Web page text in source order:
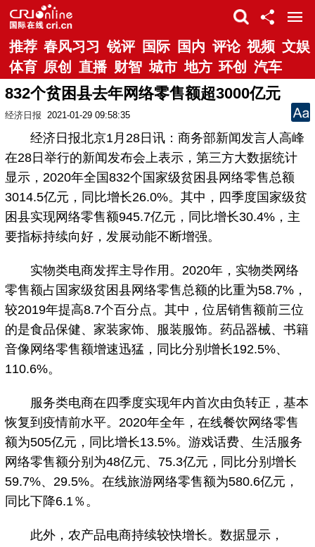
推荐 春风习习 锐评 国际 国内 评论 视频 文娱
体育 原创 直播 财智 城市 地方 环创 汽车
832个贫困县去年网络零售额超3000亿元
经济日报 2021-01-29 09:58:35
经济日报北京1月28日讯：商务部新闻发言人高峰
在28日举行的新闻发布会上表示，第三方大数据统计
显示，2020年全国832个国家级贫困县网络零售总额
3014.5亿元，同比增长26.0%。其中，四季度国家级贫
困县实现网络零售额945.7亿元，同比增长30.4%，主
要指标持续向好，发展动能不断增强。
实物类电商发挥主导作用。2020年，实物类网络
零售额占国家级贫困县网络零售总额的比重为58.7%，
较2019年提高8.7个百分点。其中，位居销售额前三位
的是食品保健、家装家饰、服装服饰。药品器械、书籍
音像网络零售额增速迅猛，同比分别增长192.5%、
110.6%。
服务类电商在四季度实现年内首次由负转正，基本
恢复到疫情前水平。2020年全年，在线餐饮网络零售
额为505亿元，同比增长13.5%。游戏话费、生活服务
网络零售额分别为48亿元、75.3亿元，同比分别增长
59.7%、29.5%。在线旅游网络零售额为580.6亿元，
同比下降6.1％。
此外，农产品电商持续较快增长。数据显示，